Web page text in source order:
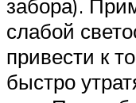
забора).
слабой
привести к
быстро